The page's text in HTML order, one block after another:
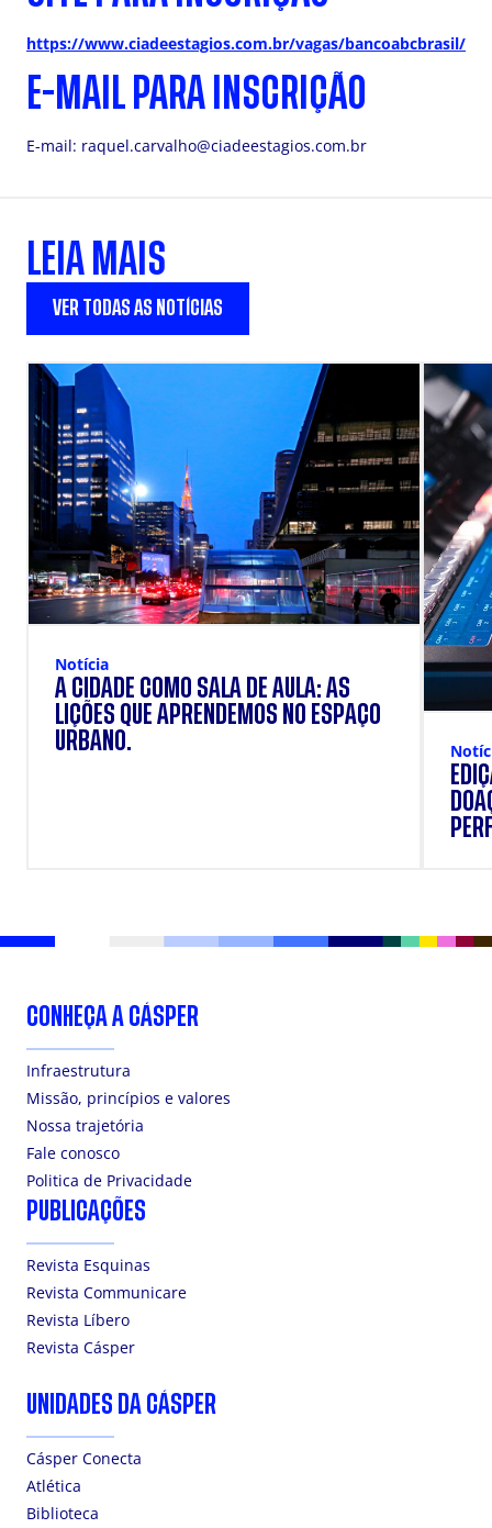
https://www.ciadeestagios.com.br/vagas/bancoabcbrasil/
E-MAIL PARA INSCRIÇÃO
E-mail: raquel.carvalho@ciadeestagios.com.br
LEIA MAIS
VER TODAS AS NOTÍCIAS
Notícia
A CIDADE COMO SALA DE AULA: AS
LIÇÕES QUE APRENDEMOS NO ESPAÇO
URBANO.
CONHEÇA A CÁSPER
Infraestrutura
Missão, princípios e valores
Nossa trajetória
Fale conosco
Politica de Privacidade
PUBLICAÇÕES
Revista Esquinas
Revista Communicare
Revista Líbero
Revista Cásper
UNIDADES DA CÁSPER
Cásper Conecta
Atlética
Biblioteca